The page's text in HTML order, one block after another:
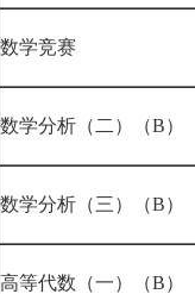
数学竞赛
数学分析（二）（B）
数学分析（三）（B）
高等代数（一）（B）